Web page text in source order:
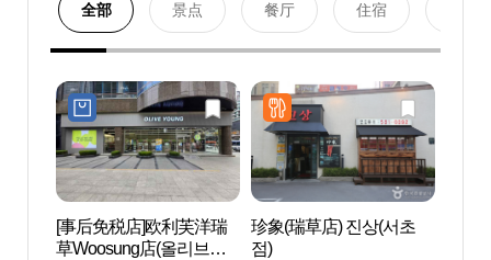
全部 景点 餐厅 住宿
[事后免税店]欧利芙洋瑞
草Woosung店(올리브영
珍象(瑞草店) 진상(서초
점)